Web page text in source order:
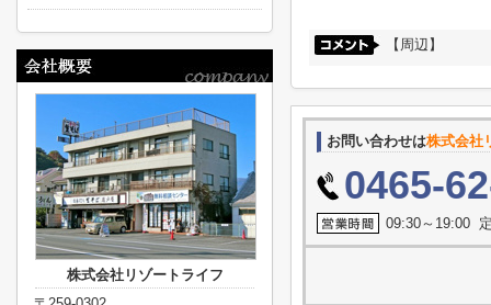
【周辺】
お問い合わせは株式会社
0465-
09:30～19:00
株式会社リゾートライフ